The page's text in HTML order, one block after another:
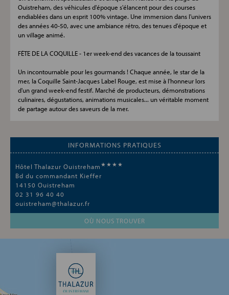
Ouistreham, des véhicules d'époque s'élancent pour des courses
endiablées dans un esprit 100% vintage. Une immersion dans l'univers
des années 40-50, avec une ambiance rétro, des tenues d'époque et
un village animé.
FÊTE DE LA COQUILLE - 1er week-end des vacances de la toussaint
Un incontournable pour les gourmands ! Chaque année, le star de la
mer, la Coquille Saint-Jacques Label Rouge, est mise à l'honneur lors
d'un grand week-end festif. Marché de producteurs, démonstrations
culinaires, dégustations, animations musicales... un véritable moment
de partage autour des saveurs de la mer.
INFORMATIONS PRATIQUES
Hôtel Thalazur Ouistreham ★★★★
Bd du commandant Kieffer
14150 Ouistreham
02 31 96 40 40
ouistreham@thalazur.fr
OÙ NOUS TROUVER